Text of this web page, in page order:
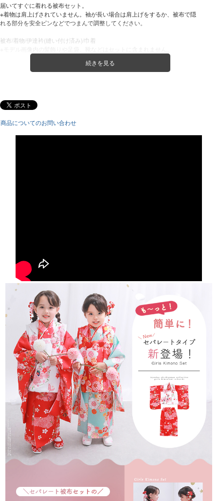
届いてすぐに着れる被布セット。
※着物は肩上げされていません。袖が長い場合は肩上げをするか、被布で隠
れる部分を安全ピンなどでつまんで調整してください。
被布/着物/伊達衿(縫い付け済み)/巾着
(2)着物
生産国：
中国
注意事項：
[取り扱いについて]
商品付属のタグに沿ってお取り扱い下さい。
[梱包・包装について]
ゴミ削減とお客様に少しでも安くご提供出来るようにコストダウ
ンに努めています。
過剰梱包をしないエコ出荷にて商品を出荷しています。
なお、包装等での理由による返品、交換は固くお断りいたしてお
ります。
ご了承ください。
[返品・キャンセルについて]
初期不良のみ返品交換を承っております。(当店送料負担)
詳しくはこちらをご確認ください。
商品についてのお問い合わせ